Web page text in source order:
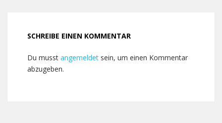
SCHREIBE EINEN KOMMENTAR
Du musst angemeldet sein, um einen Kommentar
abzugeben.